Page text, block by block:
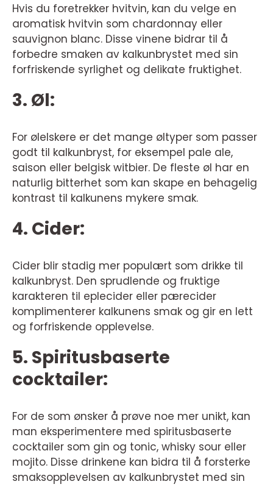
Hvis du foretrekker hvitvin, kan du velge en
aromatisk hvitvin som chardonnay eller
sauvignon blanc. Disse vinene bidrar til å
forbedre smaken av kalkunbrystet med sin
forfriskende syrlighet og delikate fruktighet.
3. Øl:
For ølelskere er det mange øltyper som passer
godt til kalkunbryst, for eksempel pale ale,
saison eller belgisk witbier. De fleste øl har en
naturlig bitterhet som kan skape en behagelig
kontrast til kalkunens mykere smak.
4. Cider:
Cider blir stadig mer populært som drikke til
kalkunbryst. Den sprudlende og fruktige
karakteren til eplecider eller pærecider
komplimenterer kalkunens smak og gir en lett
og forfriskende opplevelse.
5. Spiritusbaserte
cocktailer:
For de som ønsker å prøve noe mer unikt, kan
man eksperimentere med spiritusbaserte
cocktailer som gin og tonic, whisky sour eller
mojito. Disse drinkene kan bidra til å forsterke
smaksopplevelsen av kalkunbrystet med sin